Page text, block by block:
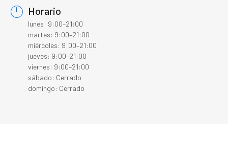
Horario
lunes: 9:00–21:00
martes: 9:00–21:00
miércoles: 9:00–21:00
jueves: 9:00–21:00
viernes: 9:00–21:00
sábado: Cerrado
domingo: Cerrado